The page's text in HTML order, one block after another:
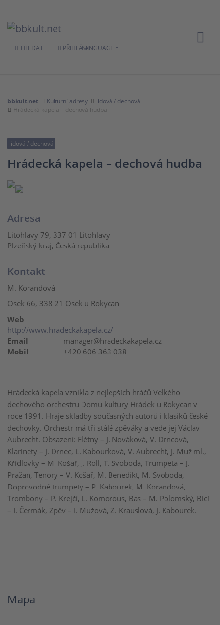
HLEDAT PŘIHLÁSITLANGUAGE
bbkult.net Kulturní adresy
lidová / dechová
Hrádecká kapela – dechová hudba
lidová / dechová
Hrádecká kapela – dechová hudba
Hrádecká kapela vznikla z nejlepších hráčů Velkého
dechového orchestru Domu kultury Hrádek u Rokycan v
roce 1991. Hraje skladby současných autorů i klasiků české
dechovky. Orchestr má tři stálé zpěváky a vede jej Václav
Aubrecht. Obsazení: Flétny – J. Nováková, V. Drncová,
Klarinety – J. Drnec, L. Kabourková, V. Aubrecht, J. Muž ml.,
Křídlovky – M. Košař, J. Roll, T. Svoboda, Trumpeta – J.
Pražan, Tenory – V. Košař, M. Benedikt, M. Svoboda,
Doprovodné trumpety – P. Kabourek, M. Korandová,
Trombony – P. Krejčí, L. Komorous, Bas – M. Polomský, Bicí
– I. Čermák, Zpěv – I. Mužová, Z. Krauslová, J. Kabourek.
Adresa
Litohlavy 79, 337 01 Litohlavy
Plzeňský kraj, Česká republika
Kontakt
M. Korandová
Osek 66, 338 21 Osek u Rokycan
Web
http://www.hradeckakapela.cz/
Email
manager@hradeckakapela.cz
Mobil
+420 606 363 038
Mapa